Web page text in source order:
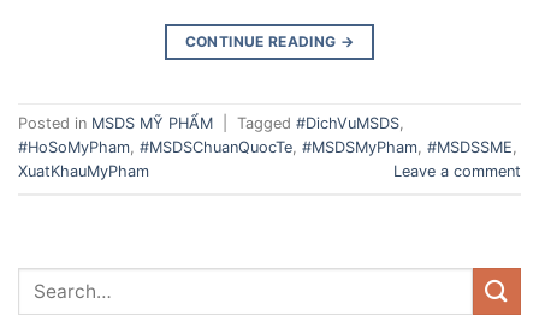
CONTINUE READING →
Posted in MSDS MỸ PHẨM Tagged #DichVuMSDS,
#HoSoMyPham, #MSDSChuanQuocTe, #MSDSMyPham, #MSDSSME,
XuatKhauMyPham
Leave a comment